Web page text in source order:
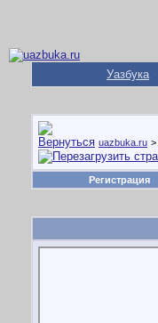
Уазбука
uazbuka.ru >
Регистрация